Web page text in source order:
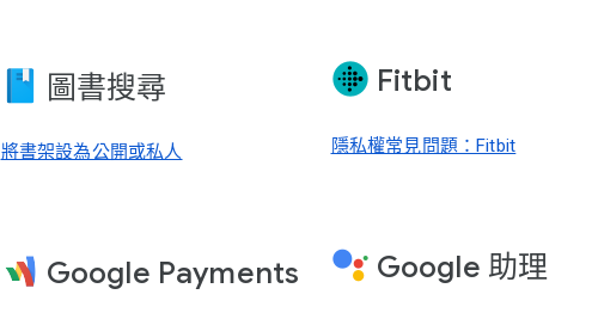
圖書搜尋
將書架設為公開或私人
Google Payments
Fitbit
隱私權常見問題：Fitbit
Google 助理